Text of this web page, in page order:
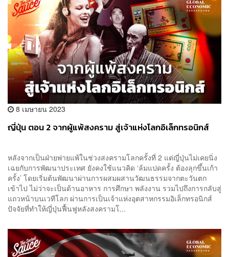
8 เมษายน 2023
ญี่ปุ่น ตอน 2 จากผู้แพ้สงคราม สู่เจ้าแห่งโลกอิเล็กทรอนิกส์
หลังจากเป็นฝ่ายพ่ายแพ้ในช่วงสงครามโลกครั้งที่ 2 แต่ญี่ปุ่นไม่เคยนิ่ง
เฉยกับการพัฒนาประเทศ ยังคงใช้แนวคิด ‘ล้มแปดครั้ง ต้องลุกขึ้นเก้า
ครั้ง’ โดยเริ่มต้นพัฒนาผ่านการผสมผสานวัฒนธรรมจากตะวันตก
เข้าไป ไม่ว่าจะเป็นด้านอาหาร การศึกษา พลังงาน รวมไปถึงการกลับสู่
แถวหน้าบนเวทีโลก ผ่านการเป็นเจ้าแห่งอุตสาหกรรมอิเล็กทรอนิกส์
ปัจจัยที่ทำให้ญี่ปุ่นฟื้นฟูหลังสงครามโ...